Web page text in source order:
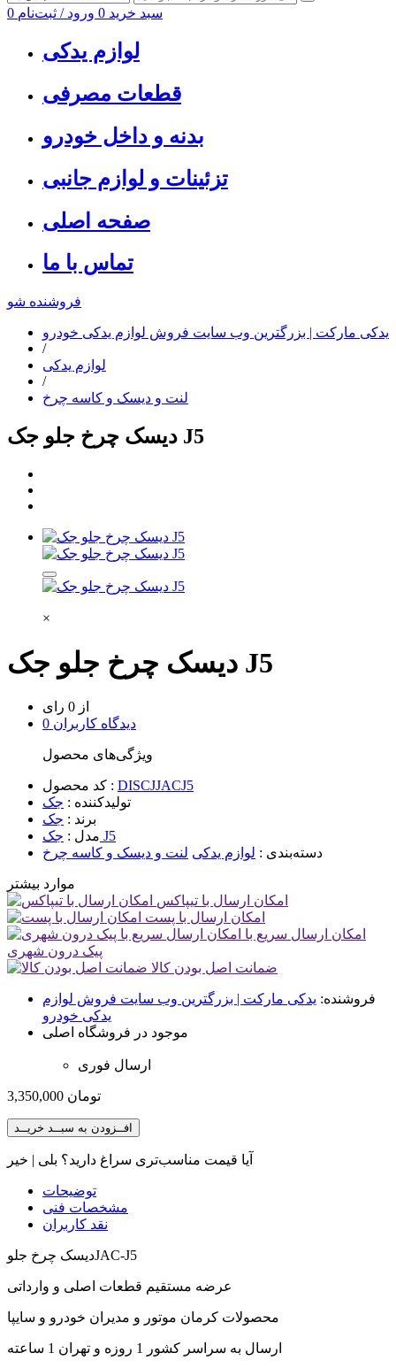
0 سبد خرید 0 ورود / ثبت‌نام
لوازم یدکی
قطعات مصرفی
بدنه و داخل خودرو
تزئینات و لوازم جانبی
صفحه اصلی
تماس با ما
فروشنده شو
یدکی مارکت | بزرگترین وب سایت فروش لوازم یدکی خودرو
/
لوازم یدکی
/
لنت و دیسک و کاسه چرخ
دیسک چرخ جلو جک J5
×
دیسک چرخ جلو جک J5
از 0 رای
0 دیدگاه کاربران
ویژگی‌های محصول
کد محصول : DISCJJACJ5
تولیدکننده : جک
برند : جک
مدل : جک J5
دسته‌بندی : لوازم یدکی لنت و دیسک و کاسه چرخ
موارد بیشتر
امکان ارسال با تیپاکس
امکان ارسال با پست
امکان ارسال سریع با
پیک درون شهری
ضمانت اصل بودن کالا
فروشنده: یدکی مارکت | بزرگترین وب سایت فروش لوازم
یدکی خودرو
موجود در فروشگاه اصلی
ارسال فوری
3,350,000 تومان
افــزودن به سبــد خریــد
آیا قیمت مناسب‌تری سراغ دارید؟ بلی | خیر
توضیحات
مشخصات فنی
نقد کاربران
ديسک چرخ جلوJAC-J5
عرضه مستقیم قطعات اصلی و وارداتی
محصولات کرمان موتور و مدیران خودرو و سایپا
ارسال به سراسر کشور 1 روزه و تهران 1 ساعته